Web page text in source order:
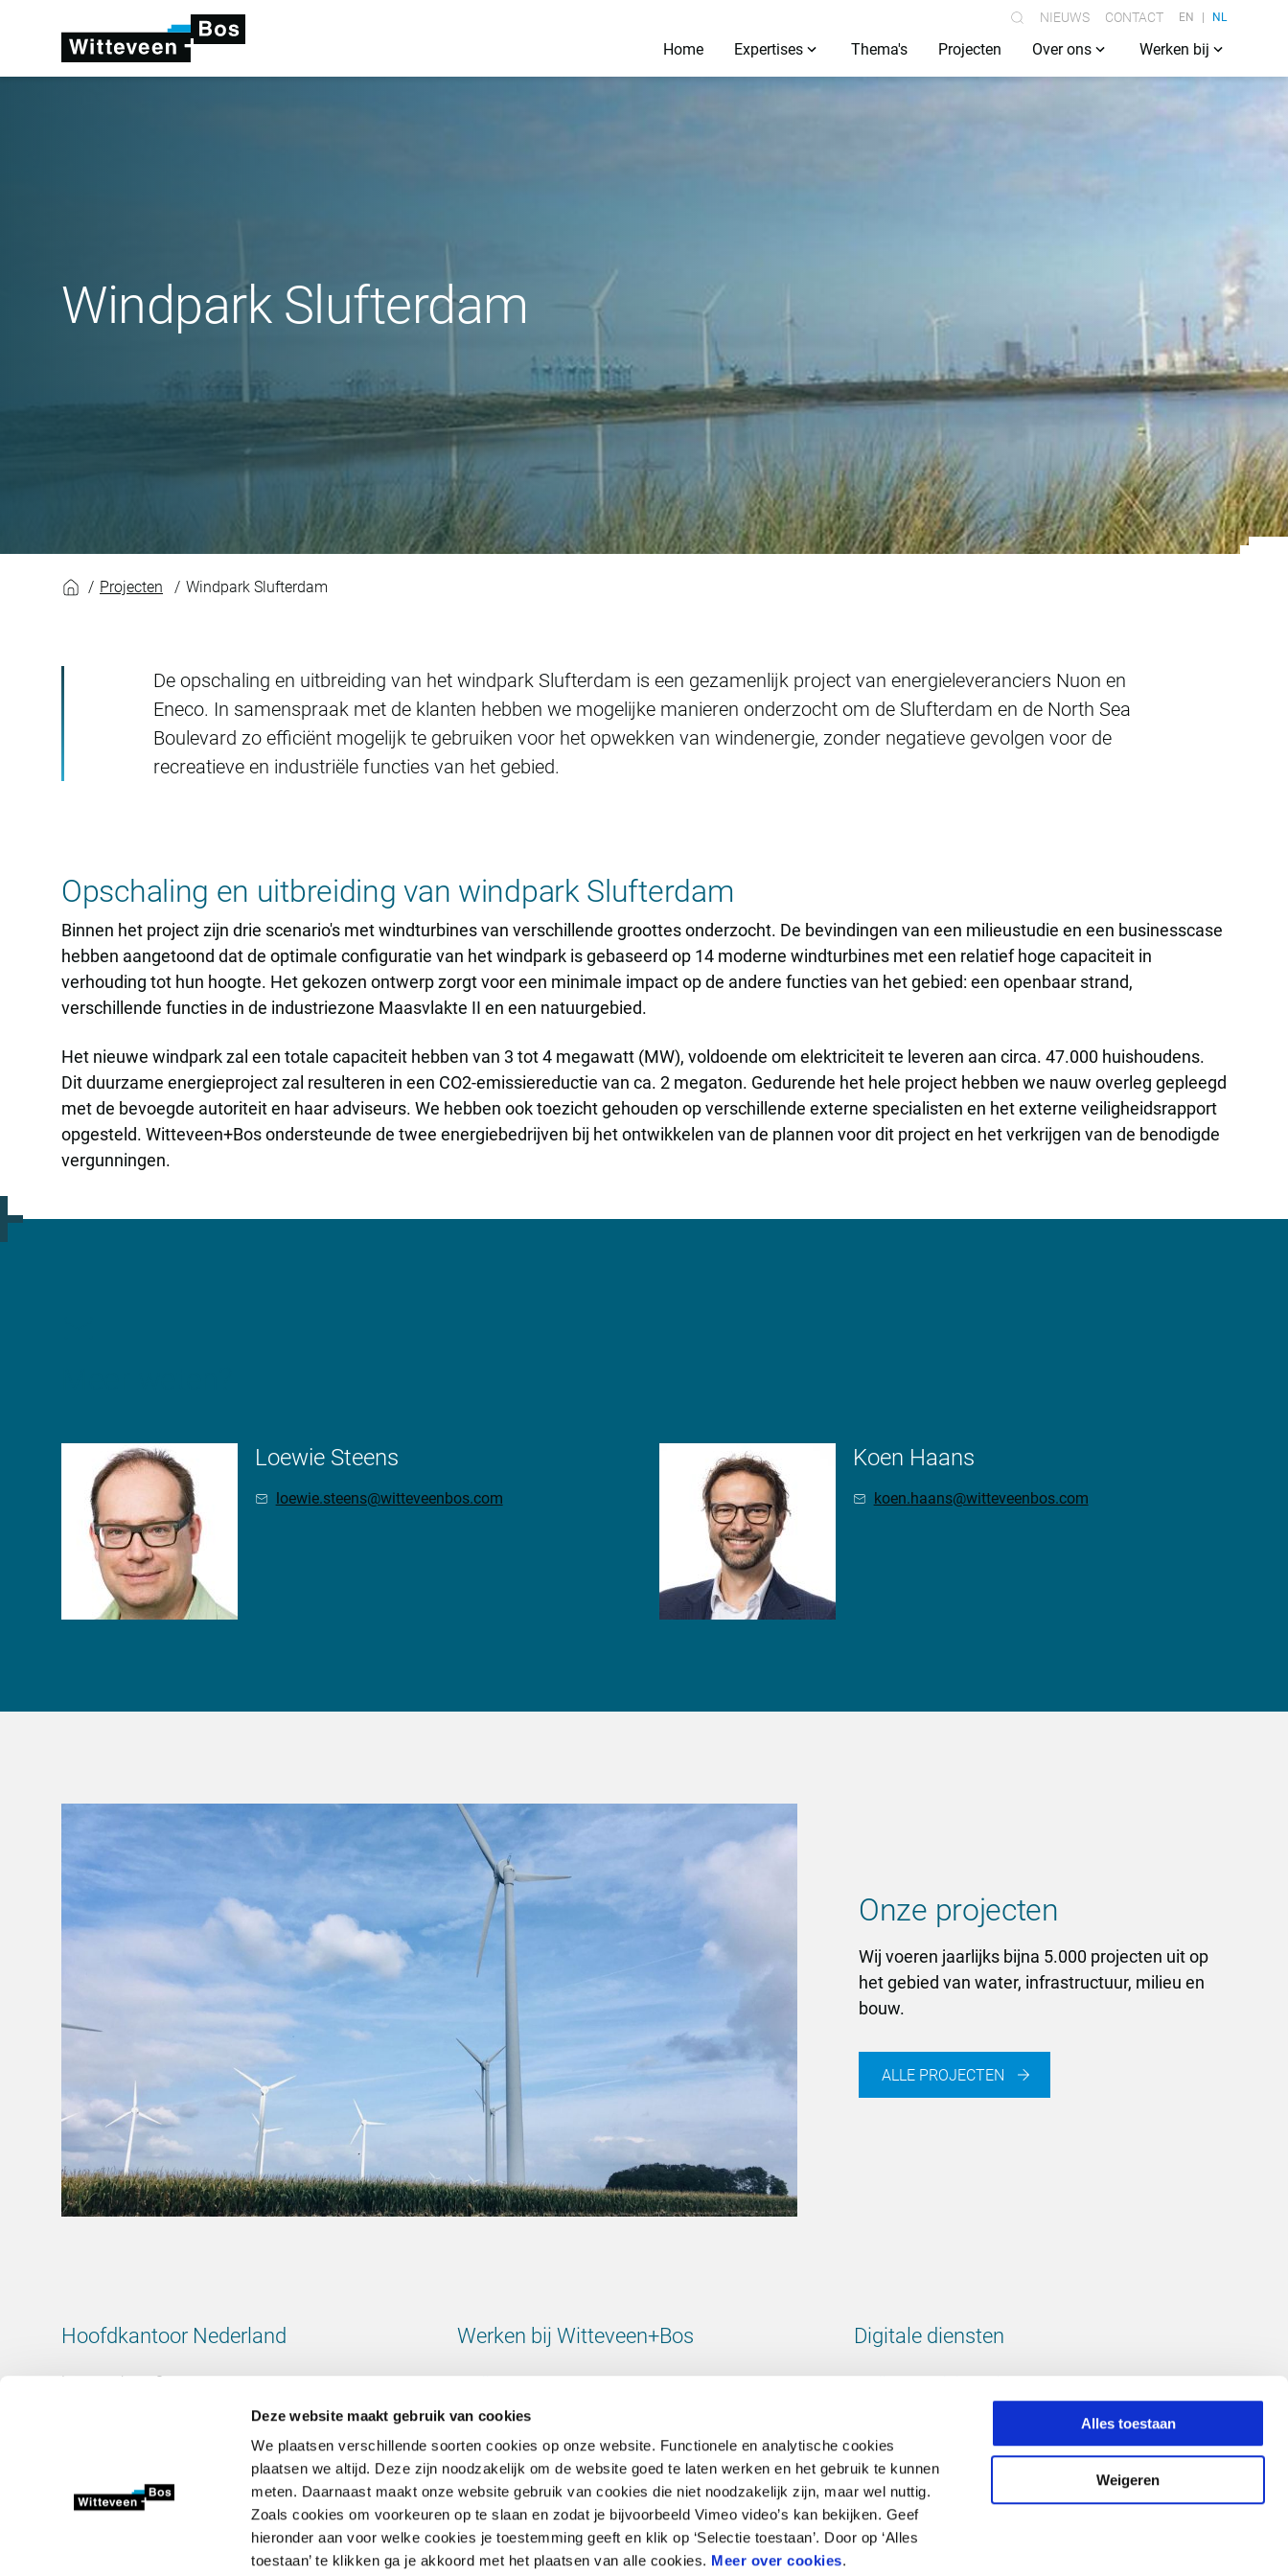
Deze website maakt gebruik van cookies
We plaatsen verschillende soorten cookies op onze website. Functionele en analytische cookies
plaatsen we altijd. Deze zijn noodzakelijk om de website goed te laten werken en het gebruik te kunnen
meten. Daarnaast maakt onze website gebruik van cookies die niet noodzakelijk zijn, maar wel nuttig.
Zoals cookies om voorkeuren op te slaan en zodat je bijvoorbeeld Vimeo video’s kan bekijken. Geef
hieronder aan voor welke cookies je toestemming geeft en klik op ‘Selectie toestaan’. Door op ‘Alles
toestaan’ te klikken ga je akkoord met het plaatsen van alle cookies. Meer over cookies.
Alles toestaan
Weigeren
NIEUWS CONTACT EN NL
Home Expertises Thema's Projecten Over ons Werken bij
Windpark Slufterdam
Windpark Slufterdam
Projecten Windpark Slufterdam
De opschaling en uitbreiding van het windpark Slufterdam is een gezamenlijk project van energieleveranciers Nuon en
Eneco. In samenspraak met de klanten hebben we mogelijke manieren onderzocht om de Slufterdam en de North Sea
Boulevard zo efficiënt mogelijk te gebruiken voor het opwekken van windenergie, zonder negatieve gevolgen voor de
recreatieve en industriële functies van het gebied.
Opschaling en uitbreiding van windpark Slufterdam
Binnen het project zijn drie scenario's met windturbines van verschillende groottes onderzocht. De bevindingen van een milieustudie en een businesscase
hebben aangetoond dat de optimale configuratie van het windpark is gebaseerd op 14 moderne windturbines met een relatief hoge capaciteit in
verhouding tot hun hoogte. Het gekozen ontwerp zorgt voor een minimale impact op de andere functies van het gebied: een openbaar strand,
verschillende functies in de industriezone Maasvlakte II en een natuurgebied.
Het nieuwe windpark zal een totale capaciteit hebben van 3 tot 4 megawatt (MW), voldoende om elektriciteit te leveren aan circa. 47.000 huishoudens.
Dit duurzame energieproject zal resulteren in een CO2-emissiereductie van ca. 2 megaton. Gedurende het hele project hebben we nauw overleg gepleegd
met de bevoegde autoriteit en haar adviseurs. We hebben ook toezicht gehouden op verschillende externe specialisten en het externe veiligheidsrapport
opgesteld. Witteveen+Bos ondersteunde de twee energiebedrijven bij het ontwikkelen van de plannen voor dit project en het verkrijgen van de benodigde
vergunningen.
Loewie Steens
loewie.steens@witteveenbos.com
Koen Haans
koen.haans@witteveenbos.com
Onze projecten
Wij voeren jaarlijks bijna 5.000 projecten uit op
het gebied van water, infrastructuur, milieu en
bouw.
ALLE PROJECTEN
Hoofdkantoor Nederland
Leeuwenbrug 8
BTW-nummer: 800288920
Werken bij Witteveen+Bos
Contact
Ga naar onze contactpagina
Digitale diensten
Volg ons
LinkedIn